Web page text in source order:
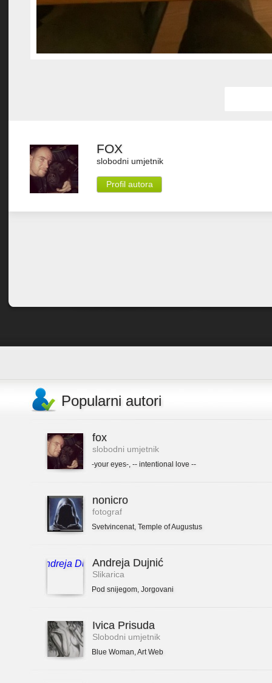
FOX
slobodni umjetnik
Profil autora
Popularni autori
fox
slobodni umjetnik
-your eyes-, -- intentional love --
nonicro
fotograf
Svetvincenat, Temple of Augustus
Andreja Dujnić
Slikarica
Pod snijegom, Jorgovani
Ivica Prisuda
Slobodni umjetnik
Blue Woman,Art Web